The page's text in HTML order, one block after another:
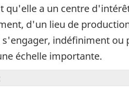
qu'elle a un centre
d'un lieu de
indéfiniment ou
échelle importante.